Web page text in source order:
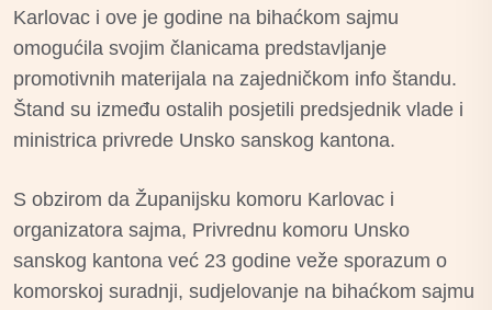
Karlovac i ove je godine na bihaćkom sajmu
omogućila svojim članicama predstavljanje
promotivnih materijala na zajedničkom info štandu.
Štand su između ostalih posjetili predsjednik vlade i
ministrica privrede Unsko sanskog kantona.
S obzirom da Županijsku komoru Karlovac i
organizatora sajma, Privrednu komoru Unsko
sanskog kantona već 23 godine veže sporazum o
komorskoj suradnji, sudjelovanje na bihaćkom sajmu